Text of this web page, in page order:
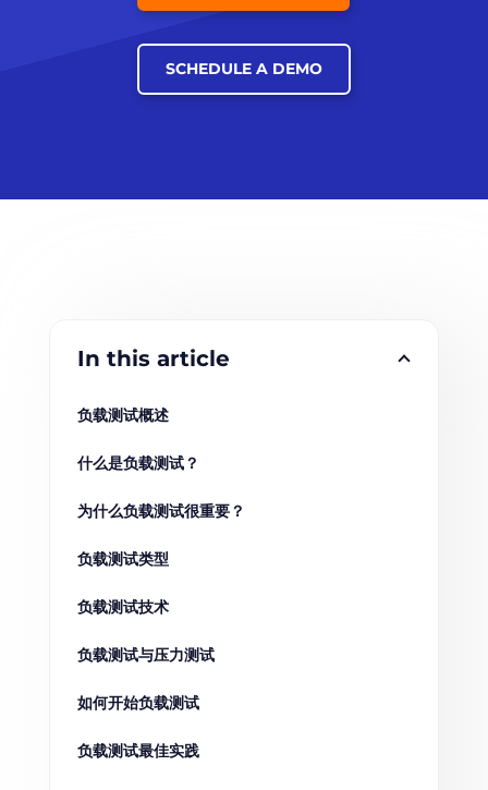
SCHEDULE A DEMO
In this article
负载测试概述
什么是负载测试？
为什么负载测试很重要？
负载测试类型
负载测试技术
负载测试与压力测试
如何开始负载测试
负载测试最佳实践